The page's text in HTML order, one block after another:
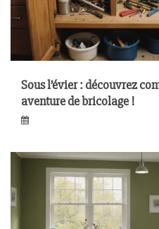
Sous l’évier : découvrez
aventure de bricolage !